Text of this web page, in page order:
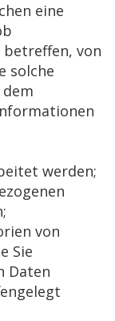
eine
betreffen, von
solche
werden;
von
Sie
Daten